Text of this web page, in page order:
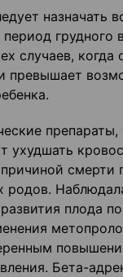
назначать
грудного
случаев, когда
превышает
препараты,
ухудшать
смерти
родов.
плода
Бета-